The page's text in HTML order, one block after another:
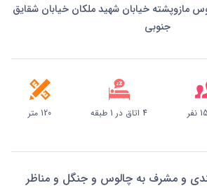
خیابان شهید ملکان‌ خیابان شقایق
جنوبی
4 اتاق در 1 طبقه 120 متر
و مشرف به چالوس و جنگل و مناظر